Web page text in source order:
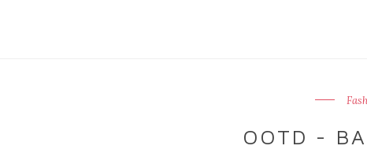
OOTD -